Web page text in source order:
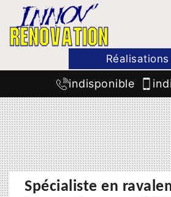
Réalisations
indisponible
Spécialiste en